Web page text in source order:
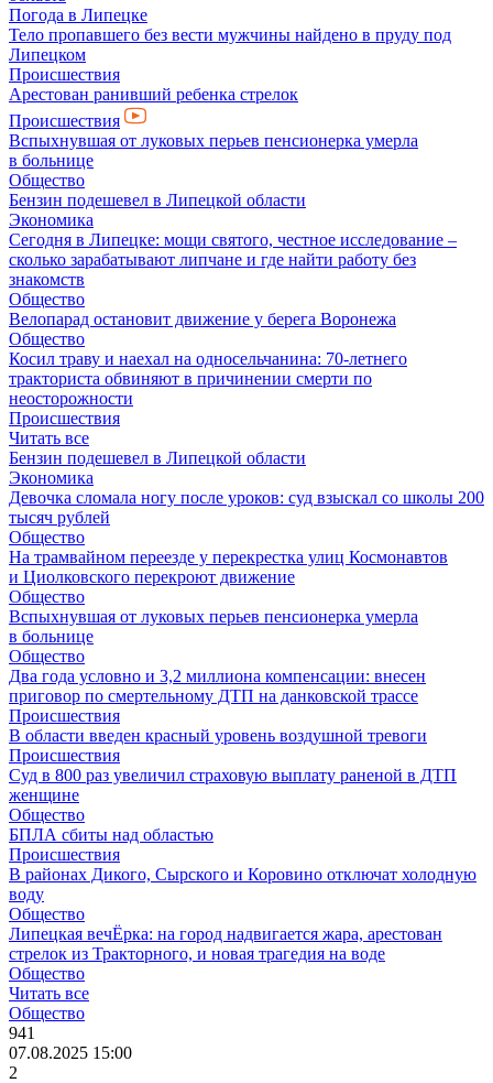
Погода в Липецке
Тело пропавшего без вести мужчины найдено в пруду под
Липецком
Происшествия
Арестован ранивший ребенка стрелок
Происшествия
Вспыхнувшая от луковых перьев пенсионерка умерла
в больнице
Общество
Бензин подешевел в Липецкой области
Экономика
Сегодня в Липецке: мощи святого, честное исследование –
сколько зарабатывают липчане и где найти работу без
знакомств
Общество
Велопарад остановит движение у берега Воронежа
Общество
Косил траву и наехал на односельчанина: 70-летнего
тракториста обвиняют в причинении смерти по
неосторожности
Происшествия
Читать все
Бензин подешевел в Липецкой области
Экономика
Девочка сломала ногу после уроков: суд взыскал со школы 200
тысяч рублей
Общество
На трамвайном переезде у перекрестка улиц Космонавтов
и Циолковского перекроют движение
Общество
Вспыхнувшая от луковых перьев пенсионерка умерла
в больнице
Общество
Два года условно и 3,2 миллиона компенсации: внесен
приговор по смертельному ДТП на данковской трассе
Происшествия
В области введен красный уровень воздушной тревоги
Происшествия
Суд в 800 раз увеличил страховую выплату раненой в ДТП
женщине
Общество
БПЛА сбиты над областью
Происшествия
В районах Дикого, Сырского и Коровино отключат холодную
воду
Общество
Липецкая вечЁрка: на город надвигается жара, арестован
стрелок из Тракторного, и новая трагедия на воде
Общество
Читать все
Общество
941
07.08.2025 15:00
2